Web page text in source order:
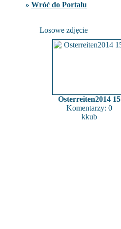
» Wróć do Portalu
Losowe zdjęcie
Osterreiten2014 15
Komentarzy: 0
kkub